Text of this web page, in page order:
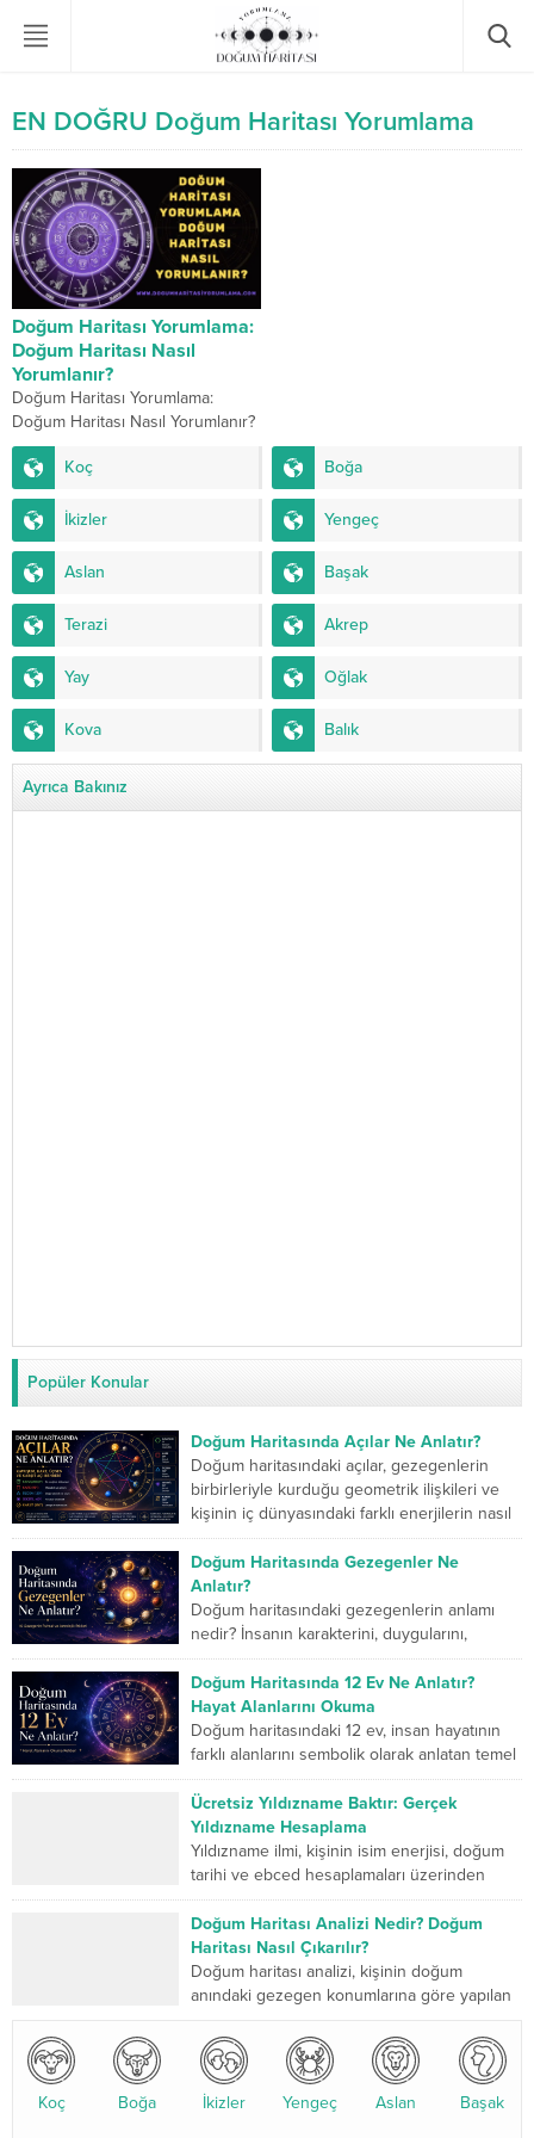
EN DOĞRU Doğum Haritası Yorumlama
Doğum Haritası Yorumlama:
Doğum Haritası Nasıl
Yorumlanır?
Doğum Haritası Yorumlama:
Doğum Haritası Nasıl Yorumlanır?
Doğum haritası yorumlamanın
temelleri, en doğru yorumlama
yöntemleri ve ücretsiz evlilik
analizi gibi...
Koç Boğa
İkizler Yengeç
Aslan Başak
Terazi Akrep
Yay Oğlak
Kova Balık
Ayrıca Bakınız
Popüler Konular
Doğum Haritasında Açılar Ne Anlatır?
Doğum haritasındaki açılar, gezegenlerin
birbirleriyle kurduğu geometrik ilişkileri ve
kişinin iç dünyasındaki farklı enerjilerin nasıl
çalıştığını gösterir. Kavuşum açısı iki...
Doğum Haritasında Gezegenler Ne
Anlatır?
Doğum haritasındaki gezegenlerin anlamı
nedir? İnsanın karakterini, duygularını,
düşünme biçimini, ilişkilerini, mücadele
gücünü ve yaşam yolculuğunda geliştirmesi
gereken yönlerini sembolik...
Doğum Haritasında 12 Ev Ne Anlatır?
Hayat Alanlarını Okuma
Doğum haritasındaki 12 ev, insan hayatının
farklı alanlarını sembolik olarak anlatan temel
bölümlerdir. Birinci ev kişinin dış dünyaya
sunduğu kimliği...
Ücretsiz Yıldızname Baktır: Gerçek
Yıldızname Hesaplama
Yıldızname ilmi, kişinin isim enerjisi, doğum
tarihi ve ebced hesaplamaları üzerinden
yapılan kadim bir değerlendirme sistemidir.
Son yıllarda özellikle yıldızname...
Doğum Haritası Analizi Nedir? Doğum
Haritası Nasıl Çıkarılır?
Doğum haritası analizi, kişinin doğum
anındaki gezegen konumlarına göre yapılan
analiz, karakter yapısı, ilişkiler, kariyer...
Koç Boğa İkizler Yengeç Aslan Başak